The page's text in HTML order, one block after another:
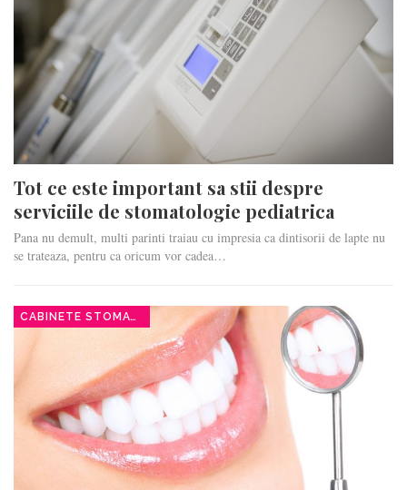
Tot ce este important sa stii despre
serviciile de stomatologie pediatrica
Pana nu demult, multi parinti traiau cu impresia ca dintisorii de lapte nu
se trateaza, pentru ca oricum vor cadea…
CABINETE STOMATOLOGICE